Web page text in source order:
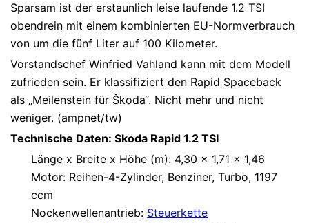
Sparsam ist der erstaunlich leise laufende 1.2 TSI
obendrein mit einem kombinierten EU-Normverbrauch
von um die fünf Liter auf 100 Kilometer.
Vorstandschef Winfried Vahland kann mit dem Modell
zufrieden sein. Er klassifiziert den Rapid Spaceback
als „Meilenstein für Škoda“. Nicht mehr und nicht
weniger. (ampnet/tw)
Technische Daten: Skoda Rapid 1.2 TSI
Länge x Breite x Höhe (m): 4,30 x 1,71 x 1,46
Motor: Reihen-4-Zylinder, Benziner, Turbo, 1197
ccm
Nockenwellenantrieb: Steuerkette